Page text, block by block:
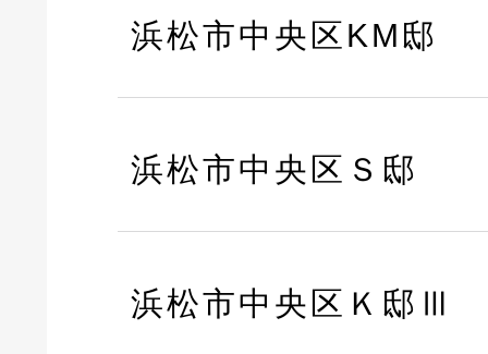
浜松市中央区KM邸
浜松市中央区Ｓ邸
浜松市中央区Ｋ邸Ⅲ